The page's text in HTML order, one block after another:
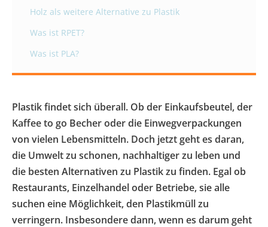
Holz als weitere Alternative zu Plastik
Was ist RPET?
Was ist PLA?
Plastik findet sich überall. Ob der Einkaufsbeutel, der
Kaffee to go Becher oder die Einwegverpackungen
von vielen Lebensmitteln. Doch jetzt geht es daran,
die Umwelt zu schonen, nachhaltiger zu leben und
die besten Alternativen zu Plastik zu finden. Egal ob
Restaurants, Einzelhandel oder Betriebe, sie alle
suchen eine Möglichkeit, den Plastikmüll zu
verringern. Insbesondere dann, wenn es darum geht